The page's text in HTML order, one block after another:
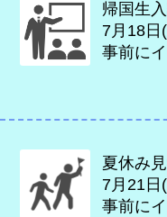
帰国生
7月18日
事前に
夏休み
7月21日
事前に